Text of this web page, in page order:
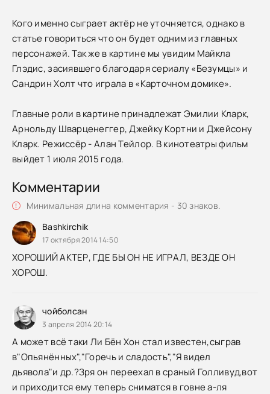
Кого именно сыграет актёр не уточняется, однако в
статье говориться что он будет одним из главных
персонажей. Так же в картине мы увидим Майкла
Глэдис, засиявшего благодаря сериалу «Безумцы» и
Сандрин Холт что играла в «Карточном домике».
Главные роли в картине принадлежат Эмилии Кларк,
Арнольду Шварценеггер, Джейку Кортни и Джейсону
Кларк. Режиссёр - Алан Тейлор. В кинотеатры фильм
выйдет 1 июля 2015 года.
Комментарии
Минимальная длина комментария - 30 знаков.
Bashkirchik
17 октября 2014 14:50
ХОРОШИЙ АКТЕР, ГДЕ БЫ ОН НЕ ИГРАЛ, ВЕЗДЕ ОН
ХОРОШ.
чойболсан
3 апреля 2014 20:14
А может всё таки Ли Бён Хон стал известен,сыграв
в"Опьянённых","Горечь и сладость","Я видел
дьявола"и др.?Зря он переехал в сраный Голливуд,вот
и приходится ему теперь сниматся в говне а-ля